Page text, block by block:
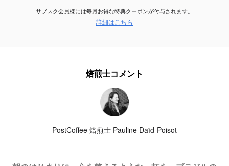
サブスク会員様には毎月お得な特典クーポンが付与されます。
詳細はこちら
焙煎士コメント
PostCoffee 焙煎士 Pauline Daïd-Poisot